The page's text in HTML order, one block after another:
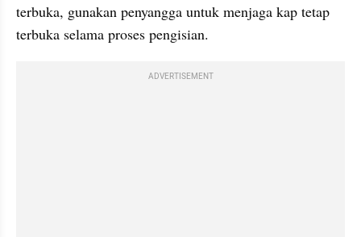
terbuka, gunakan penyangga untuk menjaga kap tetap
terbuka selama proses pengisian.
ADVERTISEMENT